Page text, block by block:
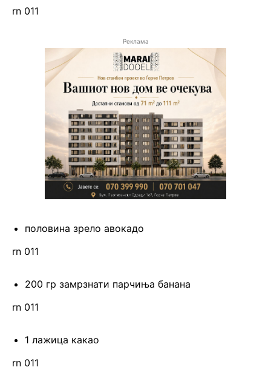
rn 011
Реклама
половина зрело авокадо
rn 011
200 гр замрзнати парчиња банана
rn 011
1 лажица какао
rn 011